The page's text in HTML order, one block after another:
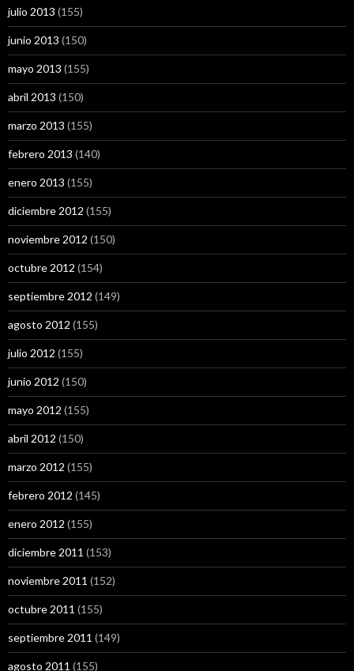
julio 2013 (155)
junio 2013 (150)
mayo 2013 (155)
abril 2013 (150)
marzo 2013 (155)
febrero 2013 (140)
enero 2013 (155)
diciembre 2012 (155)
noviembre 2012 (150)
octubre 2012 (154)
septiembre 2012 (149)
agosto 2012 (155)
julio 2012 (155)
junio 2012 (150)
mayo 2012 (155)
abril 2012 (150)
marzo 2012 (155)
febrero 2012 (145)
enero 2012 (155)
diciembre 2011 (153)
noviembre 2011 (152)
octubre 2011 (155)
septiembre 2011 (149)
agosto 2011 (155)